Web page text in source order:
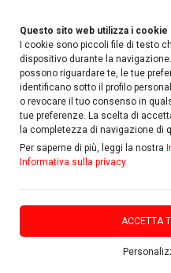
Questo sito web utilizza i cookie
I cookie sono piccoli file di testo
dispositivo durante la
possono riguardare te, le tue
identificano sotto il profilo
o revocare il tuo consenso in
tue preferenze. La scelta di
la completezza di navigazione di
Per saperne di più, leggi la nostra
Informativa sulla privacy
ACCETTA
Home Vetrina Zontes
Zontes 350 D